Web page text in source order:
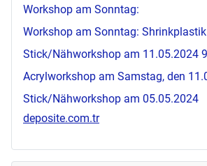
Workshop am Sonntag:
Workshop am Sonntag: Shrinkplastik
Stick/Nähworkshop am 11.05.2024
Acrylworkshop am Samstag, den
Stick/Nähworkshop am 05.05.2024
deposite.com.tr